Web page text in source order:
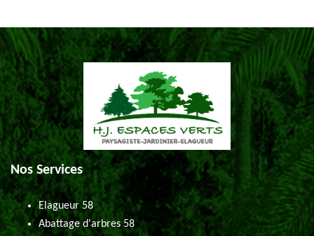
Nos Services
Elagueur 58
Abattage d'arbres 58